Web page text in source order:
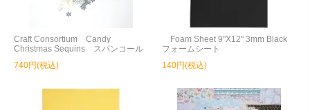
Craft Consortium Candy
Christmas Sequins スパンコール
740円(税込)
Foam Sheet 9"X12" 3mm Black
フォームシート
140円(税込)